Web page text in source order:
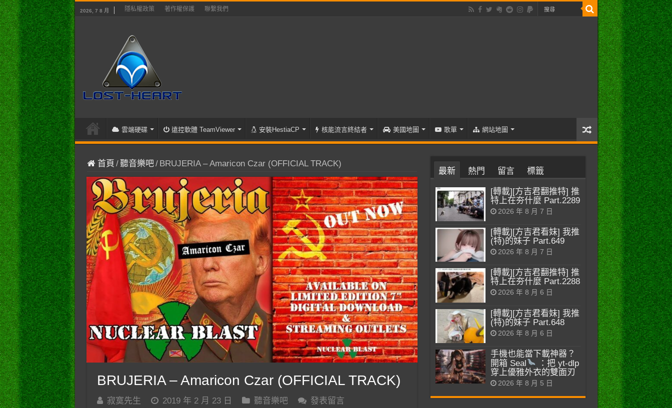
2026, 7 8 月 隱私權政策 著作權保護 聯繫我們
雲端硬碟 遠控軟體 TeamViewer 安裝HestiaCP 核能流言終結者 美國地圖 歌單 網站地圖
首頁 /聽音樂吧/ BRUJERIA – Amaricon Czar (OFFICIAL TRACK)
BRUJERIA – Amaricon Czar (OFFICIAL TRACK)
寂寞先生 2019 年 2 月 23 日 聽音樂吧
發表留言
最新 熱門 留言 標籤
[轉載][方吉君翻推特] 推
特上在夯什麼 Part.2289
2026 年 8 月 7 日
[轉載][方吉君看妹] 我推
(特)的妹子 Part.649
2026 年 8 月 7 日
[轉載][方吉君翻推特] 推
特上在夯什麼 Part.2288
2026 年 8 月 6 日
[轉載][方吉君看妹] 我推
(特)的妹子 Part.648
2026 年 8 月 6 日
手機也能當下載神器？
開箱 Seal
：把 yt-dlp
穿上優雅外衣的雙面刃
2026 年 8 月 5 日